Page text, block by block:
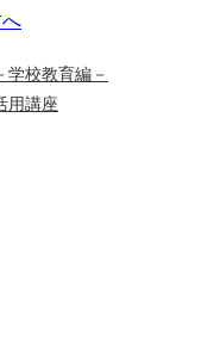
学校教育編－
用講座